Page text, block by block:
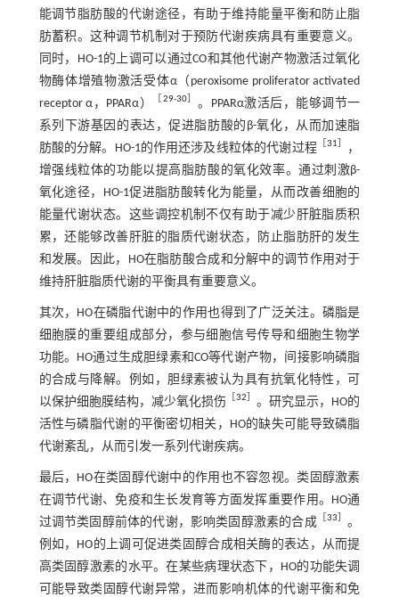
能调节脂肪酸的代谢途径，有助于维持能量平衡和防止脂
肪蓄积。这种调节机制对于预防代谢疾病具有重要意义。
同时，HO-1的上调可以通过CO和其他代谢产物激活过氧化
物酶体增殖物激活受体α（peroxisome proliferator activated
receptor α，PPARα）
［29-30］ 。PPARα激活后，能够调节一
系列下游基因的表达，促进脂肪酸的β-氧化，从而加速脂
肪酸的分解。HO-1的作用还涉及线粒体的代谢过程 ［31］
，
增强线粒体的功能以提高脂肪酸的氧化效率。通过刺激β-
氧化途径，HO-1促进脂肪酸转化为能量，从而改善细胞的
能量代谢状态。这些调控机制不仅有助于减少肝脏脂质积
累，还能够改善肝脏的脂质代谢状态，防止脂肪肝的发生
和发展。因此，HO在脂肪酸合成和分解中的调节作用对于
维持肝脏脂质代谢的平衡具有重要意义。
其次，HO在磷脂代谢中的作用也得到了广泛关注。磷脂是
细胞膜的重要组成部分，参与细胞信号传导和细胞生物学
功能。HO通过生成胆绿素和CO等代谢产物，间接影响磷脂
的合成与降解。例如，胆绿素被认为具有抗氧化特性，可
以保护细胞膜结构，减少氧化损伤 ［32］ 。研究显示，HO的
活性与磷脂代谢的平衡密切相关，HO的缺失可能导致磷脂
代谢紊乱，从而引发一系列代谢疾病。
最后，HO在类固醇代谢中的作用也不容忽视。类固醇激素
在调节代谢、免疫和生长发育等方面发挥重要作用。HO通
过调节类固醇前体的代谢，影响类固醇激素的合成［33］ 。
例如，HO的上调可促进类固醇合成相关酶的表达，从而提
高类固醇激素的水平。在某些病理状态下，HO的功能失调
可能导致类固醇代谢异常，进而影响机体的代谢平衡和免